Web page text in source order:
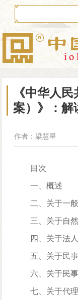
理论文章
热点视频
学术会议
法学教育
《中华人
案）》：解
作者：梁慧星
目次
一、概述
二、关于一
三、关于自
四、关于法
五、关于民
六、关于民
七、关于代